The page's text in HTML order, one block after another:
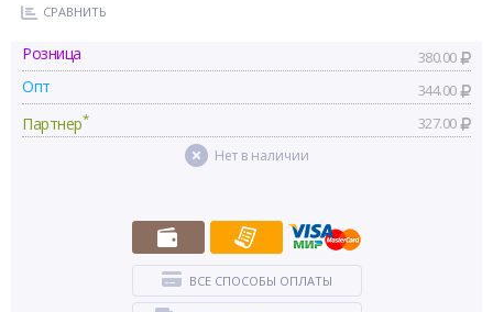
СРАВНИТЬ
Розница 380.00
Опт 344.00
Партнер* 327.00
Нет в наличии
ВСЕ СПОСОБЫ ОПЛАТЫ